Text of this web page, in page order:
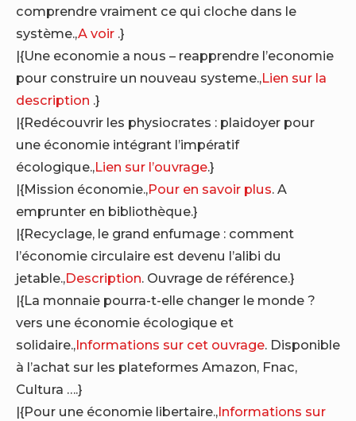
comprendre vraiment ce qui cloche dans le
système.,A voir .}
|{Une economie a nous – reapprendre l’economie
pour construire un nouveau systeme.,Lien sur la
description .}
|{Redécouvrir les physiocrates : plaidoyer pour
une économie intégrant l’impératif
écologique.,Lien sur l’ouvrage.}
|{Mission économie.,Pour en savoir plus. A
emprunter en bibliothèque.}
|{Recyclage, le grand enfumage : comment
l’économie circulaire est devenu l’alibi du
jetable.,Description. Ouvrage de référence.}
|{La monnaie pourra-t-elle changer le monde ?
vers une économie écologique et
solidaire.,Informations sur cet ouvrage. Disponible
à l’achat sur les plateformes Amazon, Fnac,
Cultura ….}
|{Pour une économie libertaire.,Informations sur